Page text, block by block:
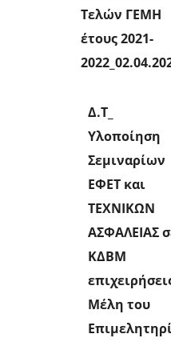
Τελών ΓΕΜΗ
έτους 2021-
Δ.Τ_
Υλοποίηση
Σεμιναρίων
ΕΦΕΤ και
ΤΕΧΝΙΚΩΝ
ΑΣΦΑΛΕΙΑΣ
ΚΔΒΜ
Μέλη του